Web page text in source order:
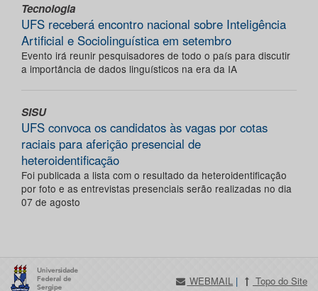
Tecnologia
UFS receberá encontro nacional sobre Inteligência
Artificial e Sociolinguística em setembro
Evento irá reunir pesquisadores de todo o país para discutir
a importância de dados linguísticos na era da IA
SISU
UFS convoca os candidatos às vagas por cotas
raciais para aferição presencial de
heteroidentificação
Foi publicada a lista com o resultado da heteroidentificação
por foto e as entrevistas presenciais serão realizadas no dia
07 de agosto
WEBMAIL | Topo do Site